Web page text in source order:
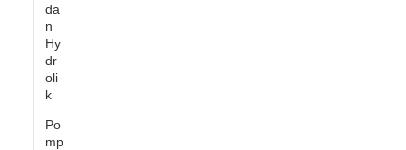
da
n
Hy
dr
oli
k
Po
mp